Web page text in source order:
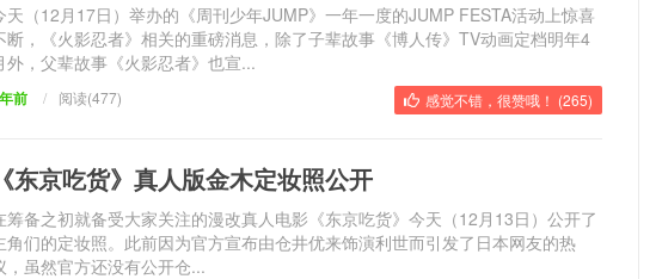
天（12月17日）举办的《周刊少年JUMP》一年一度的JUMP FESTA活动上惊喜
断，《火影忍者》相关的重磅消息，除了子辈故事《博人传》TV动画定档明年4
外，父辈故事《火影忍者》也宣...
前 / 感觉不错，很赞哦！ (265)
阅读(477)
东京吃货》真人版金木定妆照公开
筹备之初就备受大家关注的漫改真人电影《东京吃货》今天（12月13日）公开了
角们的定妆照。此前因为官方宣布由仓井优来饰演利世而引发了日本网友的热
，虽然官方还没有公开仓...